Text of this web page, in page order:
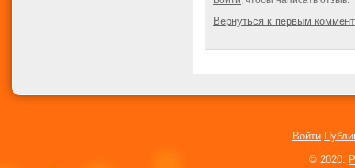
Мнение
Горячие подружки
Оригинальное
Вернуться к первым
Войти
© 2020.